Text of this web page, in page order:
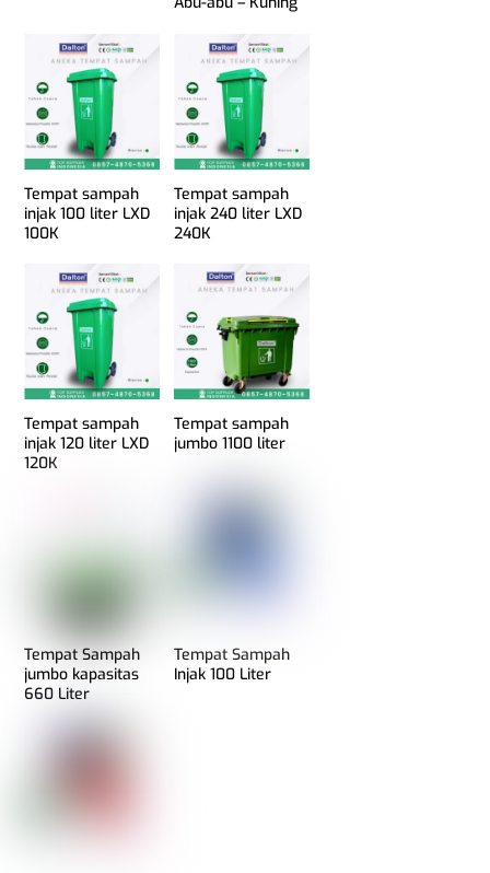
Tempat sampah
injak 100 liter LXD
100K
Tempat sampah
injak 240 liter LXD
240K
Tempat sampah
injak 120 liter LXD
120K
Tempat sampah
jumbo 1100 liter
Tempat Sampah
jumbo kapasitas
660 Liter
Tempat Sampah
Injak 100 Liter